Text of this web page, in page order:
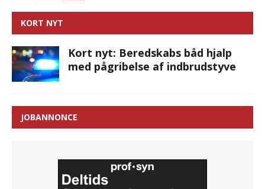
KORT NYT
Kort nyt: Beredskabs båd hjalp
med pågribelse af indbrudstyve
JOBANNONCE